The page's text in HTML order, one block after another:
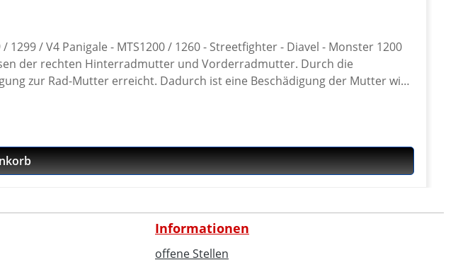
/ V4 Panigale - MTS1200 / 1260 - Streetfighter - Diavel - Monster 1200
der rechten Hinterradmutter und Vorderradmutter. Durch die
zur Rad-Mutter erreicht. Dadurch ist eine Beschädigung der Mutter wie
Sechskant zum Betätigen der Vorderradmutter. Passt auch an SHOWA
Pikes Speak · Hyperstrada 821 · Hypermotard 821 · Monster 1200 ·
Informationen
offene Stellen